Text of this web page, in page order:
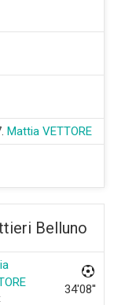
Mattia VETTORE
Belluno
34'08''